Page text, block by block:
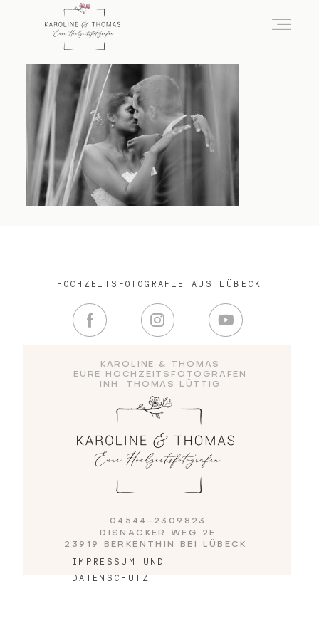
KAROLINE & THOMAS
EURE HOCHZEITSFOTOGRAFEN
INH. THOMAS LÜTTIG
IMPRESSUM UND
DATENSCHUTZ
04544-2309823
DISNACKER WEG 2E
23919 BERKENTHIN BEI LÜBECK
HOCHZEITSFOTOGRAFIE AUS LÜBECK
Hochzeit
das besondere Portrait
Kontakt
Blog
Impressum